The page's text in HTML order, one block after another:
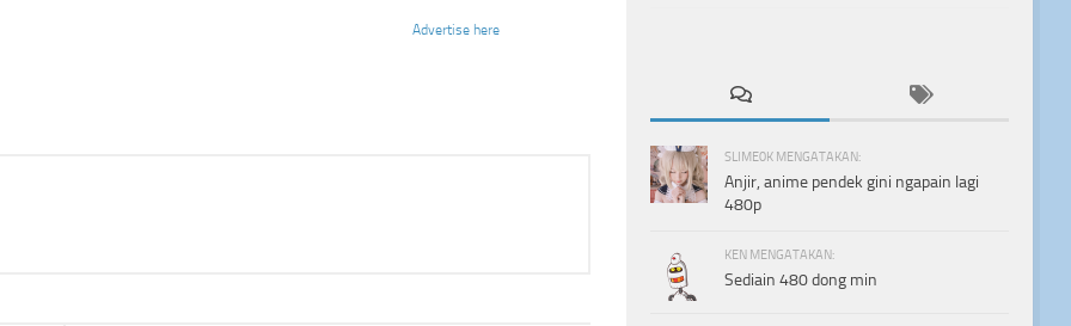
Advertise here
SLIME0K MENGATAKAN:
Anjir, anime pendek gini ngapain lagi
480p
KEN MENGATAKAN:
Sediain 480 dong min